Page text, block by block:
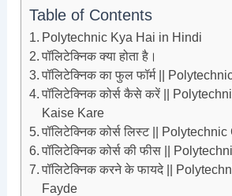
Table of Contents
Polytechnic Kya Hai in Hindi
पॉलिटेक्निक क्या होता है।
पॉलिटेक्निक का फुल फॉर्म ||
पॉलिटेक्निक कोर्स कैसे करें ||
Kaise Kare
पॉलिटेक्निक कोर्स लिस्ट ||
पॉलिटेक्निक कोर्स की फीस ||
पॉलिटेक्निक करने के फायदे ||
Fayde